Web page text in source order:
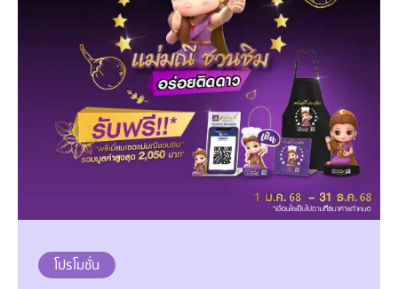
โปรโมชั่น